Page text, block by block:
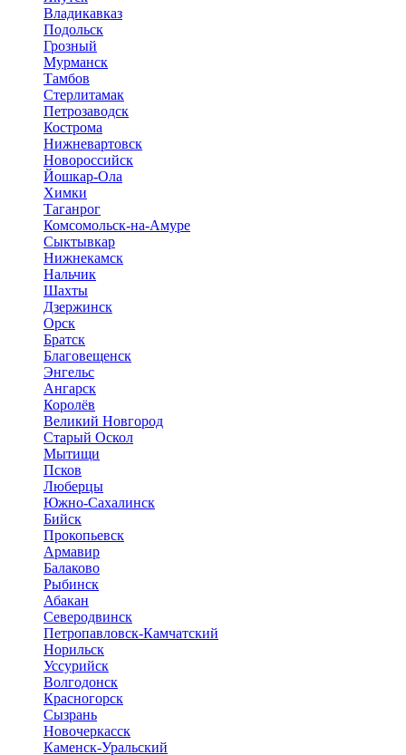
Владикавказ
Подольск
Грозный
Мурманск
Тамбов
Стерлитамак
Петрозаводск
Кострома
Нижневартовск
Новороссийск
Йошкар-Ола
Химки
Таганрог
Комсомольск-на-Амуре
Сыктывкар
Нижнекамск
Нальчик
Шахты
Дзержинск
Орск
Братск
Благовещенск
Энгельс
Ангарск
Королёв
Великий Новгород
Старый Оскол
Мытищи
Псков
Люберцы
Южно-Сахалинск
Бийск
Прокопьевск
Армавир
Балаково
Рыбинск
Абакан
Северодвинск
Петропавловск-Камчатский
Норильск
Уссурийск
Волгодонск
Красногорск
Сызрань
Новочеркасск
Каменск-Уральский